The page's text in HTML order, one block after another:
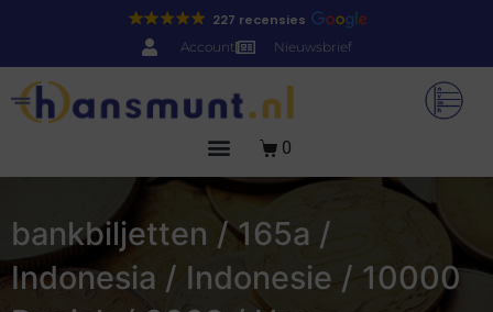
227 recensies
Account Nieuwsbrief
0
bankbiljetten / 165a /
Indonesia / Indonesie / 10000